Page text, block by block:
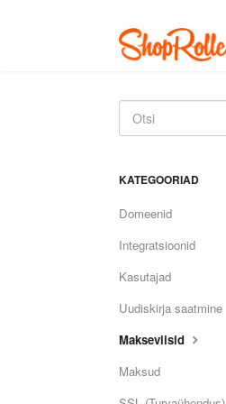
KATEGOORIAD
Domeenid
Integratsioonid
Kasutajad
Uudiskirja saatmine
Makseviisid
Maksud